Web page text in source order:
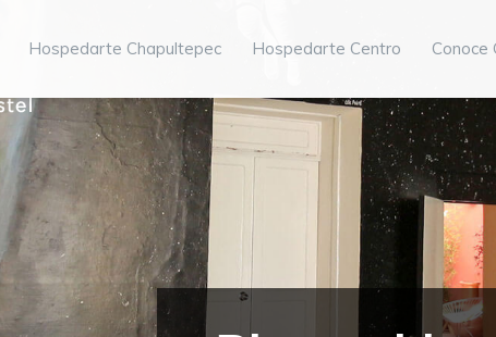
Hospedarte Chapultepec Hospedarte Centro Conoce